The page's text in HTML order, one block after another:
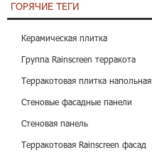
ГОРЯЧИЕ ТЕГИ
Керамическая плитка
Группа Rainscreen терракота
Терракотовая плитка напольная
Стеновые фасадные панели
Стеновая панель
Терракотовая Rainscreen фасад